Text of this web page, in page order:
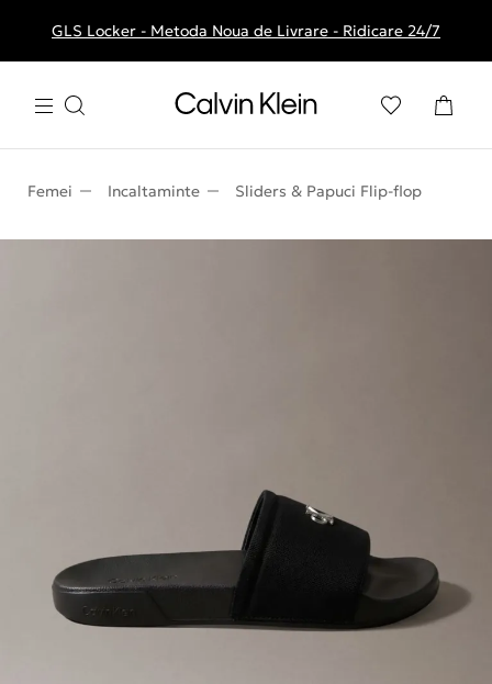
Livrare gratuita la comenzile de peste 250 RON
GLS Locker - Metoda Noua de Livrare - Ridicare 24/7
Femei Incaltaminte Sliders & Papuci Flip-flop